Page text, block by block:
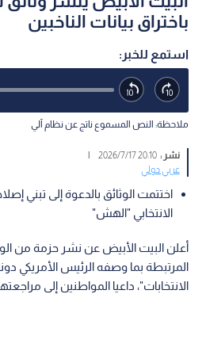
باختراق بيانات الناخبين
استمع للخبر:
ملاحظة: النص المسموع ناتج عن نظام آلي
نشر :20:10 2026/7/17
|
عربي دولي
اختتمت الوثائق بالدعوة إلى تبني
الانتخابي "الهش"
أعلن البيت الأبيض عن نشر حزمة من
المرتبطة بما وصفه الرئيس الأمريكي
الانتخابات"، داعيا المواطنين إلى